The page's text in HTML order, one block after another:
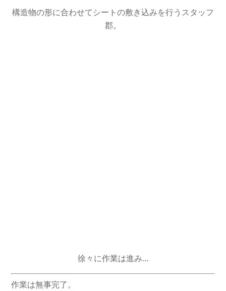
構造物の形に合わせてシートの敷き込みを行うスタッフ
郡。
徐々に作業は進み…
作業は無事完了。